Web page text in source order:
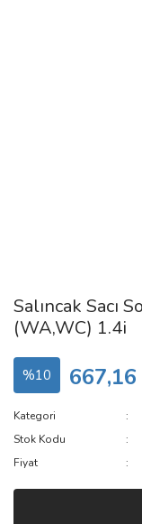
Salıncak Sacı
(WA,WC) 1.4i
%10
Kategori
Stok Kodu
Fiyat